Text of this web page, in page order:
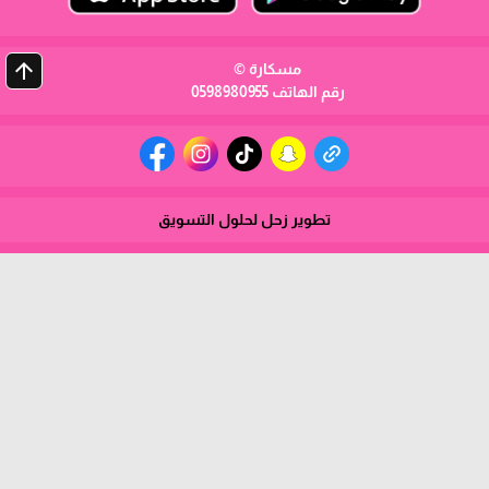
مسكارة ©
رقم الهاتف 0598980955
arrow_upward
تطوير زحل لحلول التسويق